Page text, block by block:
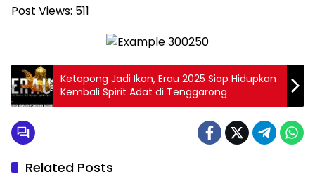
Post Views: 511
Ketopong Jadi Ikon, Erau 2025 Siap Hidupkan
Kembali Spirit Adat di Tenggarong
Related Posts